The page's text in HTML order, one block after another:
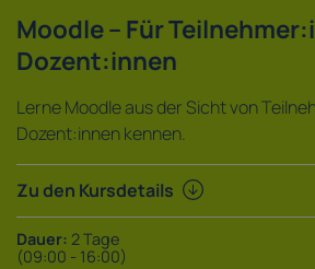
Moodle – Für
Dozent:innen
Lerne Moodle aus der Sicht von
Dozent:innen kennen.
Zu den Kursdetails
Dauer: 2 Tage
(09:00 - 16:00)